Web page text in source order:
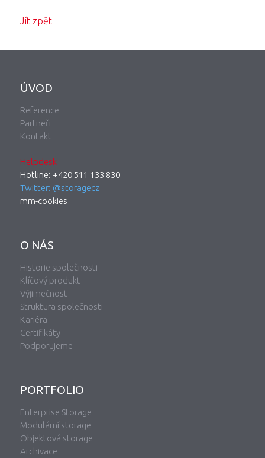
Jít zpět
ÚVOD
Reference
Partneři
Kontakt
Helpdesk
Hotline: +420 511 133 830
Twitter: @storagecz
mm-cookies
O NÁS
Historie společnosti
Klíčový produkt
Výjimečnost
Struktura společnosti
Kariéra
Certifikáty
Podporujeme
PORTFOLIO
Enterprise Storage
Modulární storage
Objektová storage
Archivace